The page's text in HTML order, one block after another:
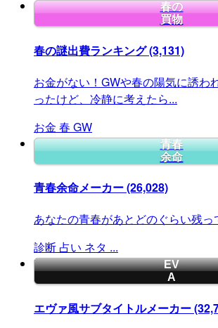
春の
買物
春の謎出費ランキング(3,131)
お金がない！GWや春の陽気に誘わ
ったけど、冷静に考えたら...
お金 春 GW
青春
余命
青春余命メーカー(26,028)
あなたの青春があとどのぐらい残
診断 占い ネタ ...
EV
A
エヴァ風サブタイトルメーカー